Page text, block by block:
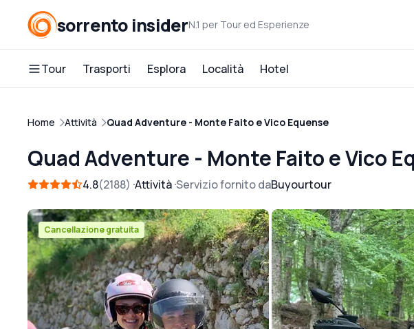
sorrento insiderN.1 per Tour ed Esperienze
Tour Trasporti Esplora Località Hotel
Home Attività Quad Adventure - Monte Faito e Vico Equense
Quad Adventure - Monte Faito e Vico
4.8 2188 Attività Servizio fornito daBuyourtour
Cancellazione gratuita